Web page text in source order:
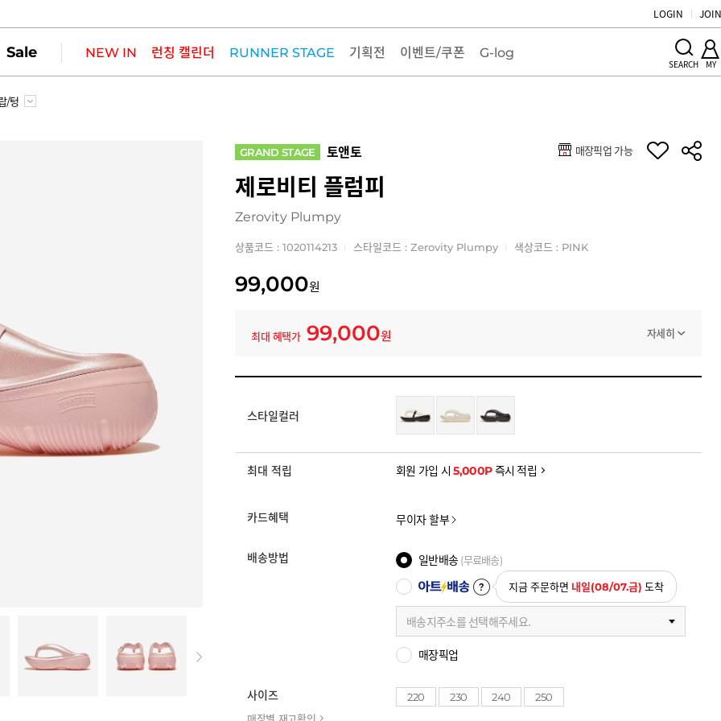
LOGIN
Sale NEW IN 런칭 캘린더 RUNNER STAGE 기획전 이벤트/쿠폰 G-log
SEARCH MY
/텅
GRAND STAGE 토앤토 매장픽업 가능
제로비티 플럼피
Zerovity Plumpy
상품코드 : 1020114213 스타일코드 : Zerovity Plumpy 색상코드 : PINK
99,000원
최대 혜택가 99,000원 자세히
스타일컬러
최대 적립 회원 가입 시5,000P즉시 적립
카드혜택 무이자 할부
배송방법 일반배송 (무료배송)
지금 주문하면 내일(08/07.금) 도착
배송지주소를 선택해주세요.
매장픽업
사이즈 220 230 240 250